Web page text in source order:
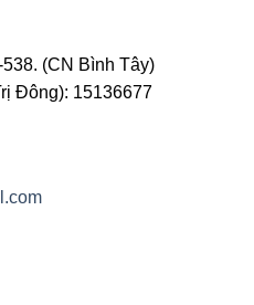
(CN Bình Tây)
Đông): 15136677